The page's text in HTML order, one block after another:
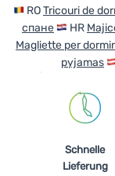
ROTricouri de
спане
HR
Magliette per
pyjamas
Schnelle
Lieferung